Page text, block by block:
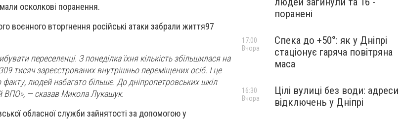
осколкові поранення.
воєнного вторгнення російські атаки забрали життя97
переселенці. З понеділка їхня кількість збільшилася на
тисяч зареєстрованих внутрішньо переміщених осіб. І це
факту, людей набагато більше. До дніпропетровських шкіл
ВПО», — сказав Микола Лукашук.
обласної служби зайнятості за допомогою у
поранені
Спека до +50°: як у Дніпрі
стаціонує гаряча повітряна
маса
17:00
Вчора
Цілі вулиці без води: адреси
відключень у Дніпрі
16:30
Вчора